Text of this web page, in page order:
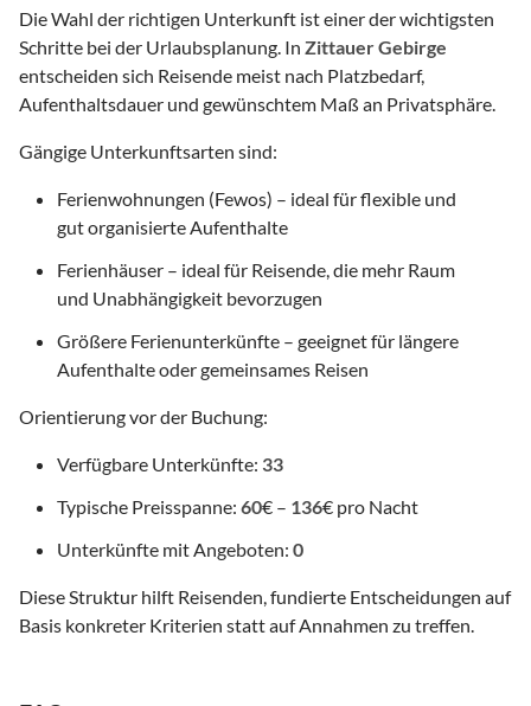
Die Wahl der richtigen Unterkunft ist einer der wichtigsten
Schritte bei der Urlaubsplanung. In Zittauer Gebirge
entscheiden sich Reisende meist nach Platzbedarf,
Aufenthaltsdauer und gewünschtem Maß an Privatsphäre.
Gängige Unterkunftsarten sind:
Ferienwohnungen (Fewos) – ideal für flexible und
gut organisierte Aufenthalte
Ferienhäuser – ideal für Reisende, die mehr Raum
und Unabhängigkeit bevorzugen
Größere Ferienunterkünfte – geeignet für längere
Aufenthalte oder gemeinsames Reisen
Orientierung vor der Buchung:
Verfügbare Unterkünfte: 33
Typische Preisspanne: 60€ – 136€ pro Nacht
Unterkünfte mit Angeboten: 0
Diese Struktur hilft Reisenden, fundierte Entscheidungen auf
Basis konkreter Kriterien statt auf Annahmen zu treffen.